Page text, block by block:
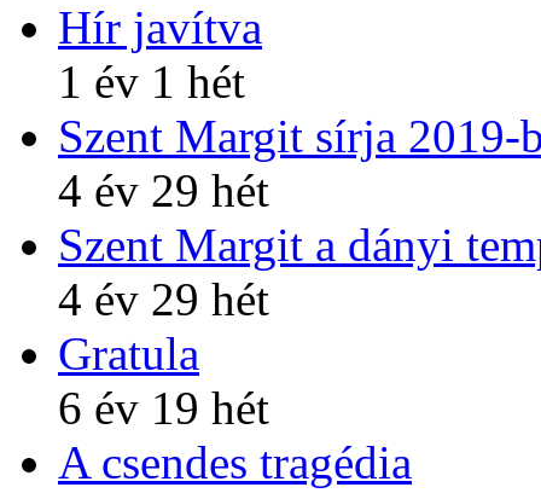
Hír javítva
1 év 1 hét
Szent Margit sírja 2019-
4 év 29 hét
Szent Margit a dányi
4 év 29 hét
Gratula
6 év 19 hét
A csendes tragédia